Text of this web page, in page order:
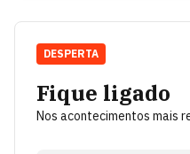
Fique ligado
Nos acontecimentos mais
DESPERTA